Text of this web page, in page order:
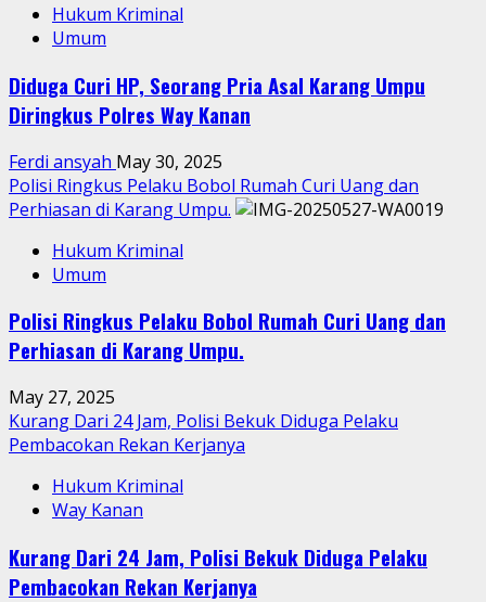
Hukum Kriminal
Umum
Diduga Curi HP, Seorang Pria Asal Karang Umpu
Diringkus Polres Way Kanan
Ferdi ansyah May 30, 2025
Polisi Ringkus Pelaku Bobol Rumah Curi Uang dan
Perhiasan di Karang Umpu.
Hukum Kriminal
Umum
Polisi Ringkus Pelaku Bobol Rumah Curi Uang dan
Perhiasan di Karang Umpu.
May 27, 2025
Kurang Dari 24 Jam, Polisi Bekuk Diduga Pelaku
Pembacokan Rekan Kerjanya
Hukum Kriminal
Way Kanan
Kurang Dari 24 Jam, Polisi Bekuk Diduga Pelaku
Pembacokan Rekan Kerjanya